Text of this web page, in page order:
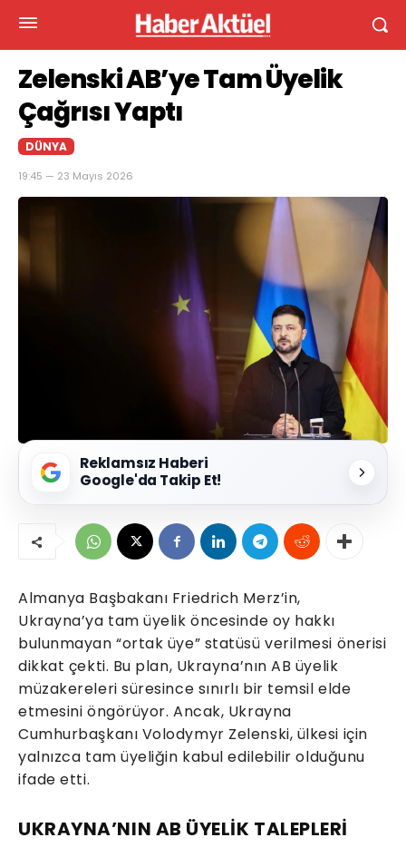
Zelenski AB’ye Tam Üyelik
Çağrısı Yaptı
DÜNYA
19:45 — 23 Mayıs 2026
Reklamsız Haberi
Google'da Takip Et!
Almanya Başbakanı Friedrich Merz’in,
Ukrayna’ya tam üyelik öncesinde oy hakkı
bulunmayan “ortak üye” statüsü verilmesi önerisi
dikkat çekti. Bu plan, Ukrayna’nın AB üyelik
müzakereleri süresince sınırlı bir temsil elde
etmesini öngörüyor. Ancak, Ukrayna
Cumhurbaşkanı Volodymyr Zelenski, ülkesi için
yalnızca tam üyeliğin kabul edilebilir olduğunu
ifade etti.
UKRAYNA’NIN AB ÜYELİK TALEPLERİ